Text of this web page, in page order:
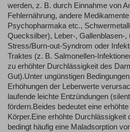
werden, z. B. durch Einnahme von
Fehlernährung, andere
Psychopharmaka etc.,
Quecksilber), Leber-, Gallenblasen-
Stress/Burn-out-Syndrom oder
Traktes (z. B. Salmonellen-
zu erhöhter Durchlässigkeit des
Gut).Unter ungünstigen
Erhöhungen der Leberwerte
laufende leichte Entzündungen
fördern.Beides bedeutet eine
Körper.Eine erhöhte Durchlässigkeit
bedingt häufig eine Maladsorption